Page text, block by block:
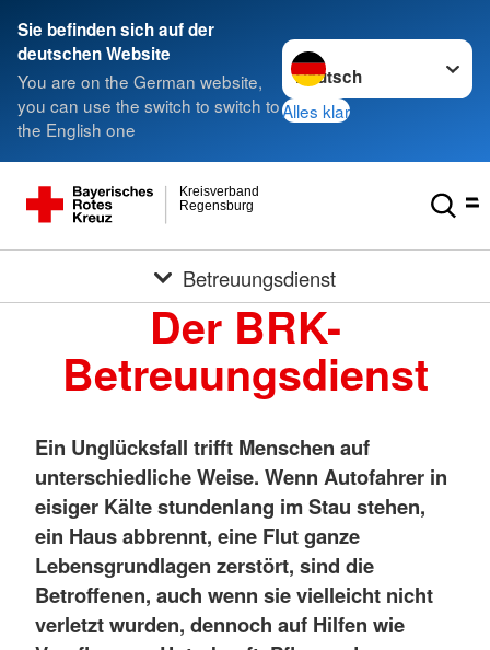
Sie befinden sich auf der
deutschen Website
You are on the German website,
you can use the switch to switch to
the English one
Sprache wechseln zu
Alles klar
Regensburg
Kreisverband
Betreuungsdienst
Der BRK-
Betreuungsdienst
Ein Unglücksfall trifft Menschen auf
unterschiedliche Weise. Wenn Autofahrer in
eisiger Kälte stundenlang im Stau stehen,
ein Haus abbrennt, eine Flut ganze
Lebensgrundlagen zerstört, sind die
Betroffenen, auch wenn sie vielleicht nicht
verletzt wurden, dennoch auf Hilfen wie